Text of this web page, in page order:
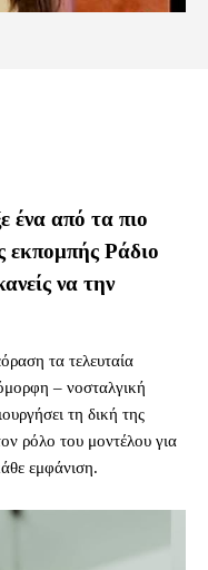
ένα από τα πιο
εκπομπής Ράδιο
να την
τα τελευταία
– νοσταλγική
τη δική της
ρόλο του μοντέλου για
εμφάνιση.